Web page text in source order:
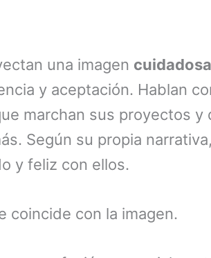
una imagen
y aceptación. Hablan
marchan sus proyectos y
Según su propia
y feliz con ellos.
coincide con la imagen.